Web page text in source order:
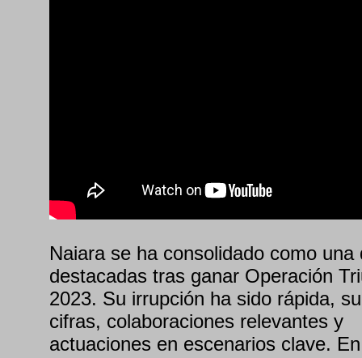
Naiara se ha consolidado como
destacadas tras ganar Operación
2023. Su irrupción ha sido rápida,
cifras, colaboraciones relevantes y
actuaciones en escenarios clave.